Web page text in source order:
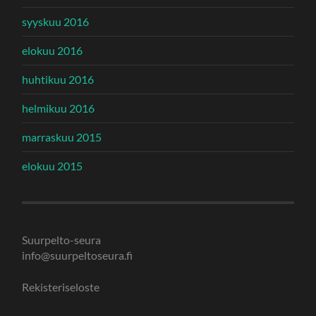
syyskuu 2016
elokuu 2016
huhtikuu 2016
helmikuu 2016
marraskuu 2015
elokuu 2015
Suurpelto-seura
info@suurpeltoseura.fi
Rekisteriseloste